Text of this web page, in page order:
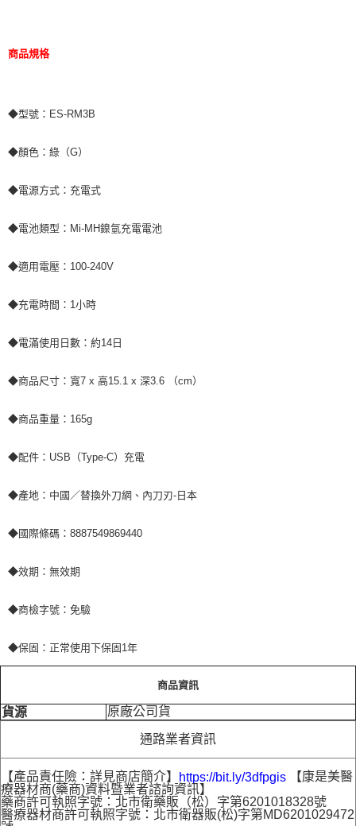
商品規格
◆型號：ES-RM3B
◆顏色：綠（G）
◆電源方式：充電式
◆電池類型：Mi-MH鎳氫充電電池
◆適用電壓：100-240V
◆充電時間：1小時
◆電滿使用日數：約14日
◆商品尺寸：寬7 x 高15.1 x 深3.6 （cm）
◆商品重量：165g
◆配件：USB（Type-C）充電
◆產地：中國／替換外刀網、內刀刃-日本
◆國際條碼：8887549869440
◆效期：無效期
◆商檢字號：免驗
◆保固：正常使用下保固1年
商品資訊
貨源 原廠公司貨
通路業者資訊
【產品責任險：詳見商店簡介】 https://bit.ly/3dfpgis 【康是美醫
療器材商(藥商)資料暨業者諮詢資訊】
藥商許可執照字號：北市衛藥販（松）字第6201018328號
醫療器材商許可執照字號：北市衛器販(松)字第MD6201029472